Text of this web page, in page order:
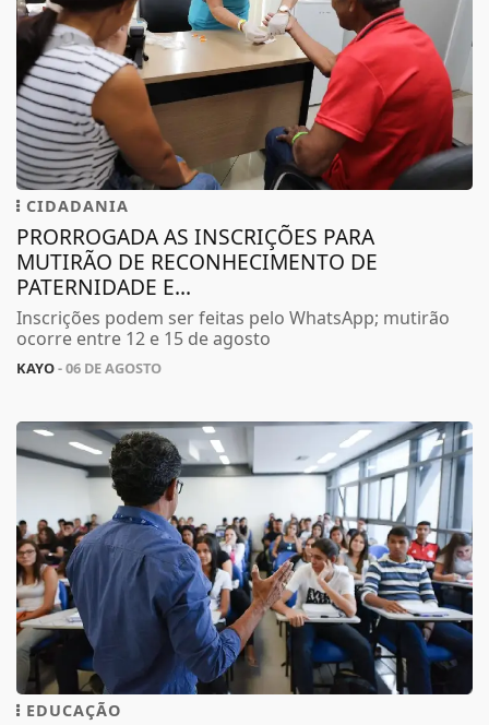
CIDADANIA
PRORROGADA AS INSCRIÇÕES PARA
MUTIRÃO DE RECONHECIMENTO DE
PATERNIDADE E...
Inscrições podem ser feitas pelo WhatsApp; mutirão
ocorre entre 12 e 15 de agosto
KAYO- 06 DE AGOSTO
EDUCAÇÃO